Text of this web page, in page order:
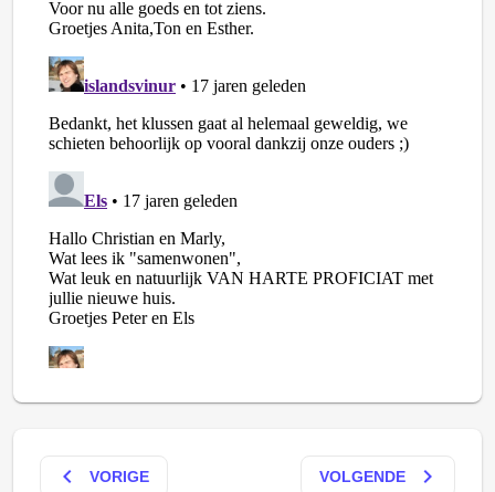
keyboard_arrow_left VORIGE VOLGENDE keyboard_arrow_right